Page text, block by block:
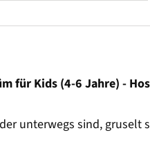
für Kids (4-6 Jahre) -
unterwegs sind, gruselt